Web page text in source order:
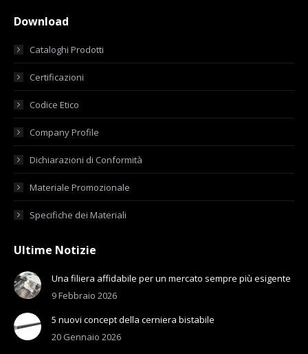
Download
Cataloghi Prodotti
Certificazioni
Codice Etico
Company Profile
Dichiarazioni di Conformità
Materiale Promozionale
Specifiche dei Materiali
Ultime Notizie
Una filiera affidabile per un mercato sempre più esigente
9 Febbraio 2026
5 nuovi concept della cerniera bistabile
20 Gennaio 2026